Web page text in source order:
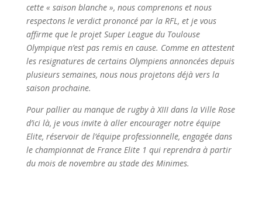
cette « saison blanche », nous comprenons et nous
respectons le verdict prononcé par la RFL, et je vous
affirme que le projet Super League du Toulouse
Olympique n’est pas remis en cause. Comme en attestent
les resignatures de certains Olympiens annoncées depuis
plusieurs semaines, nous nous projetons déjà vers la
saison prochaine.
Pour pallier au manque de rugby à XIII dans la Ville Rose
d’ici là, je vous invite à aller encourager notre équipe
Elite, réservoir de l’équipe professionnelle, engagée dans
le championnat de France Elite 1 qui reprendra à partir
du mois de novembre au stade des Minimes.